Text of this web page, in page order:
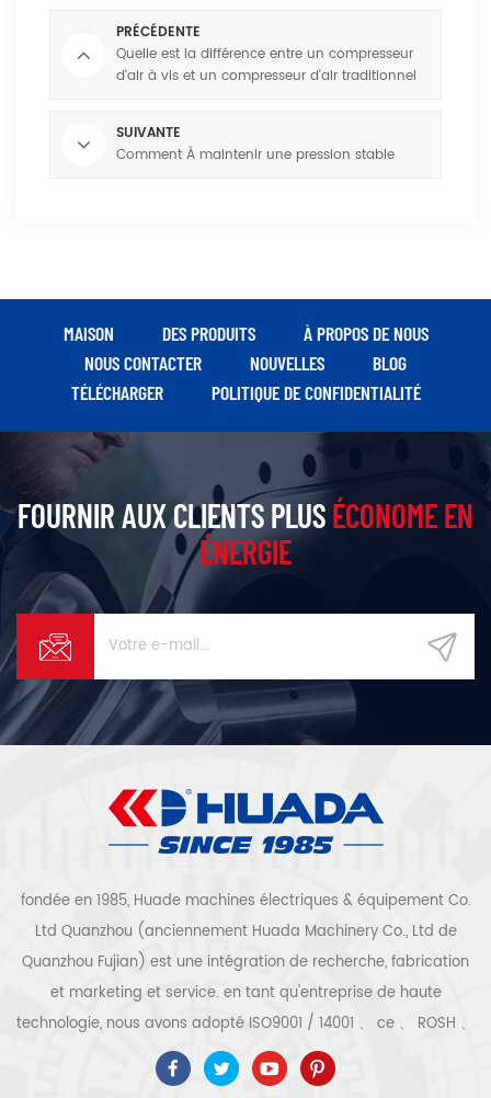
PRÉCÉDENTE
Quelle est la différence entre un compresseur
d'air à vis et un compresseur d'air traditionnel
SUIVANTE
Comment À maintenir une pression stable
MAISON DES PRODUITS
À PROPOS DE NOUS
NOUS CONTACTER
NOUVELLES
BLOG
TÉLÉCHARGER
POLITIQUE DE CONFIDENTIALITÉ
FOURNIR AUX CLIENTS PLUSÉCONOME EN
ÉNERGIE
fondée en 1985, Huade machines électriques & équipement Co.
Ltd Quanzhou (anciennement Huada Machinery Co., Ltd de
Quanzhou Fujian) est une intégration de recherche, fabrication
et marketing et service. en tant qu'entreprise de haute
technologie, nous avons adopté ISO9001 / 14001 、 ce 、 ROSH 、
ETL 、 CQC 、 certification de qualité et de sécurité ccc,
certification d'entreprise de haute technologie, etc. que 300